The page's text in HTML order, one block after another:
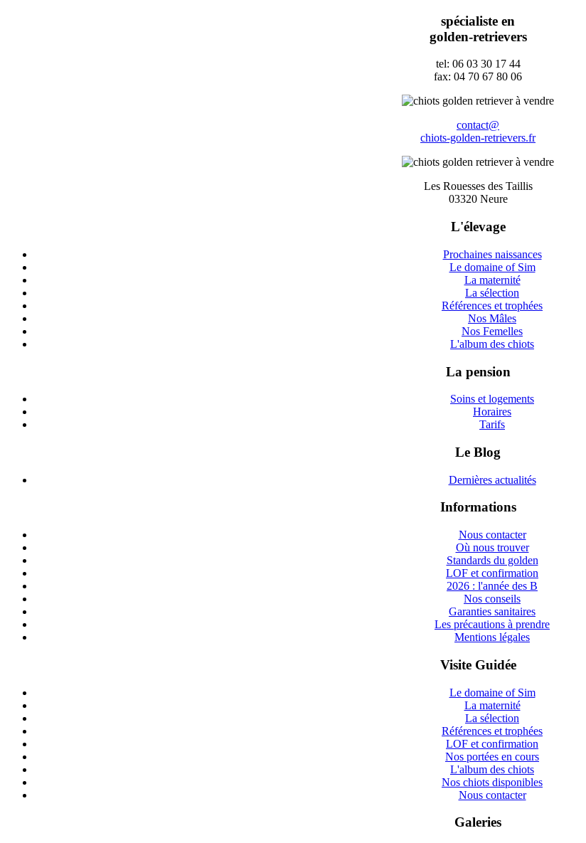
spécialiste en
golden-retrievers
tel: 06 03 30 17 44
fax: 04 70 67 80 06
contact@
chiots-golden-retrievers.fr
Les Rouesses des Taillis
03320 Neure
L'élevage
Prochaines naissances
Le domaine of Sim
La maternité
La sélection
Références et trophées
Nos Mâles
Nos Femelles
L'album des chiots
La pension
Soins et logements
Horaires
Tarifs
Le Blog
Dernières actualités
Informations
Nous contacter
Où nous trouver
Standards du golden
LOF et confirmation
2026 : l'année des B
Nos conseils
Garanties sanitaires
Les précautions à prendre
Mentions légales
Visite Guidée
Le domaine of Sim
La maternité
La sélection
Références et trophées
LOF et confirmation
Nos portées en cours
L'album des chiots
Nos chiots disponibles
Nous contacter
Galeries